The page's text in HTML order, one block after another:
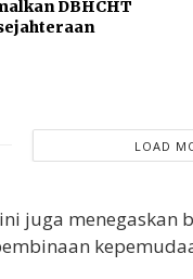
DBHCHT
LOAD
juga menegaskan